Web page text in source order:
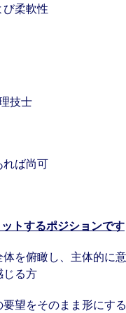
柔軟性
技士
れば尚可
トするポジションです
を俯瞰し、主体的に
じる方
要望をそのまま形にす